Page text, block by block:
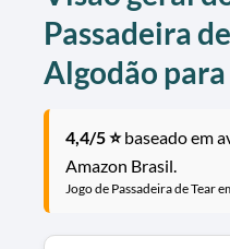
Passadeira
Algodão
4,4/5 ⭐baseado em
Amazon Brasil.
Jogo de Passadeira de Tear